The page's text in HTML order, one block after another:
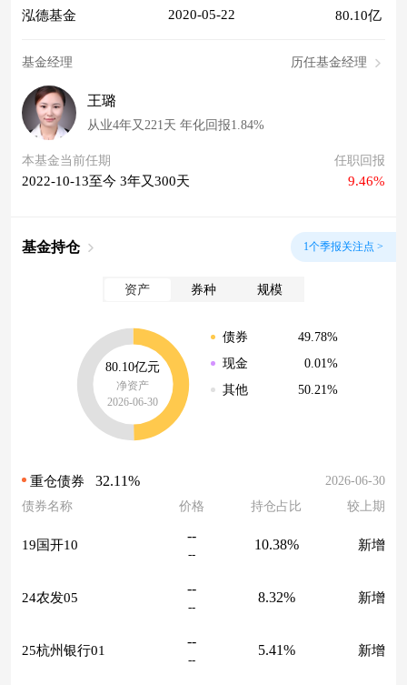
泓德基金 2020-05-22 80.10亿
基金经理 历任基金经理
王璐
从业4年又221天 年化回报1.84%
本基金当前任期
2022-10-13至今 3年又300天
任职回报
9.46%
基金持仓 1个季报关注点 >
资产 券种 规模
80.10亿元
净资产
2026-06-30
债券
49.78%
现金
0.01%
其他
50.21%
重仓债券 32.11%
2026-06-30
债券名称
价格 持仓占比 较上期
19国开10
--
--
10.38% 新增
24农发05
--
--
8.32% 新增
25杭州银行01
--
--
5.41% 新增